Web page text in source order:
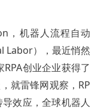
，机器人流程自动
Labor），最近悄然
创业企业获得了
就雷锋网观察，RP
效应，全球机器人